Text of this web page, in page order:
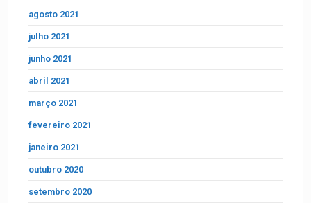
agosto 2021
julho 2021
junho 2021
abril 2021
março 2021
fevereiro 2021
janeiro 2021
outubro 2020
setembro 2020